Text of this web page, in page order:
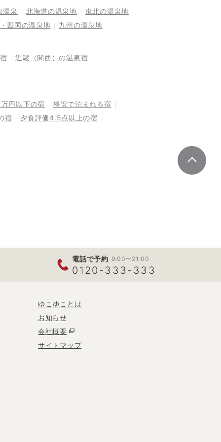
温泉 北海道の温泉地
東北の温泉地
四国の温泉地
九州の温泉地
近畿（関西）の温泉宿
円以下の宿
格安で泊まれる宿
宿
夕食評価4.5点以上の宿
電話で予約 9:00〜21:00
0120-333-333
ゆこゆことは
お知らせ
会社概要
サイトマップ